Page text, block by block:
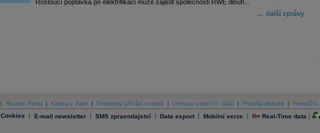
Rostoucí poptávka po elektrifikaci může zajistit společnosti RWE dlouh...
… další zprávy
Skupina Patria Kariéra v Patrii Podmínky užívání stránek Ochrana osobních údajů Pravidla diskuse Investiční
Cookies | E-mail newsletter | SMS zpravodajství | Data export | Mobilní verze | R= Real-Time data |